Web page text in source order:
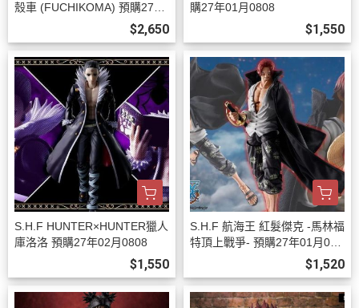
殼車 (FUCHIKOMA) 預購27年
$2,650
購27年01月0808
$1,550
S.H.F HUNTER×HUNTER獵人
庫洛洛 預購27年02月0808
$1,550
S.H.F 航海王 紅髮傑克 -馬林福
特頂上戰爭- 預購27年01月080
$1,520